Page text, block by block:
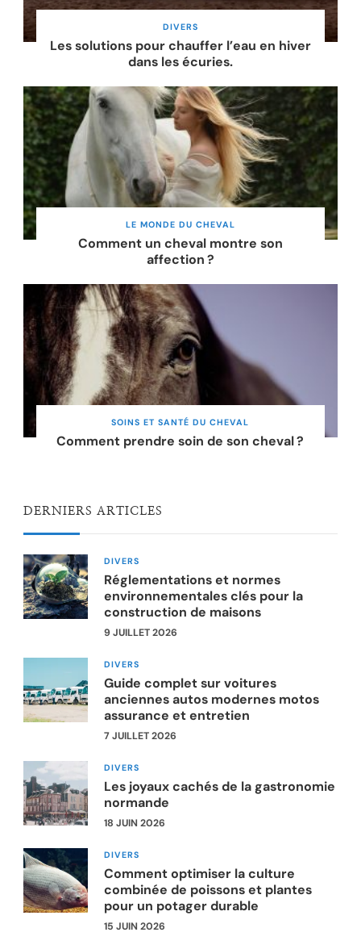
DIVERS
Les solutions pour chauffer l’eau en hiver
dans les écuries.
LE MONDE DU CHEVAL
Comment un cheval montre son
affection ?
SOINS ET SANTÉ DU CHEVAL
Comment prendre soin de son cheval ?
DERNIERS ARTICLES
DIVERS
Réglementations et normes
environnementales clés pour la
construction de maisons
9 JUILLET 2026
DIVERS
Guide complet sur voitures
anciennes autos modernes motos
assurance et entretien
7 JUILLET 2026
DIVERS
Les joyaux cachés de la gastronomie
normande
18 JUIN 2026
DIVERS
Comment optimiser la culture
combinée de poissons et plantes
pour un potager durable
15 JUIN 2026